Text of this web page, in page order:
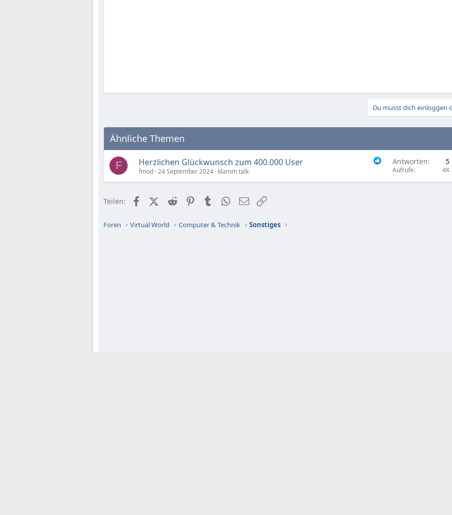
Du musst dich einloggen
Ähnliche Themen
F Herzlichen Glückwunsch zum 400.000 User
fmod 24 September 2024 klamm talk
Antworten 5
Aufrufe 4K
Teilen: FacebookX (Twitter)
Reddit PinterestTumblr WhatsApp
E-Mail
Foren Virtual World Computer & Technik Sonstiges